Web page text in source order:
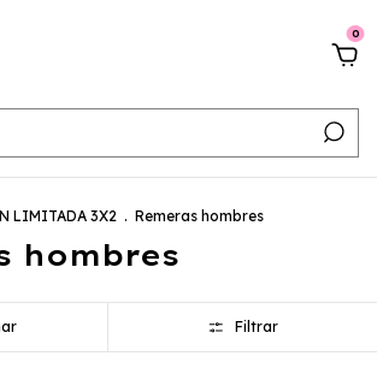
0
LIMITADA 3X2 . Remeras hombres
hombres
Filtrar